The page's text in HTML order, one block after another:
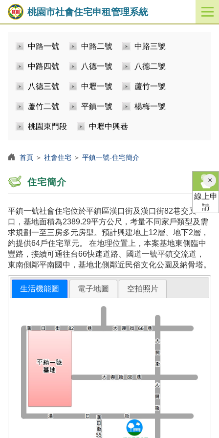
桃園市社會住宅申租管理系統
開
啟
中路一號 中路二號 中路三號
中路四號 八德一號 八德二號
八德三號 中壢一號 蘆竹一號
蘆竹二號 平鎮一號 楊梅一號
桃園東門段 中壢中興巷
首頁 ＞ 社會住宅 ＞ 平鎮一號-住宅簡介
住宅簡介
平鎮一號社會住宅位於平鎮區漢口街及漢口街82巷交叉
口，基地面積為2389.29平方公尺，考量不同家戶類型及需
求規劃一至三房多元房型。預計興建地上12層、地下2層，
約提供64戶住宅單元。 在地理位置上，本案基地東側臨中
豐路，接續可通往台66快速道路、國道一號平鎮交流道，
東南側鄰平南國中，基地北側鄰近民俗文化公園及納骨塔。
生活機能圖 電子地圖 空拍照片
×關
閉
線上申
請